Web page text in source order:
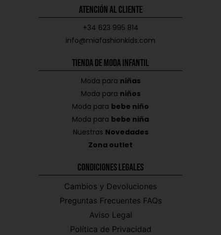
Atención al Cliente
+34 623 995 814
info@miafashionkids.com
Tienda de Moda Infantil
Moda para niñas
Moda para niños
Moda para bebe niño
Moda para bebe niña
Nuestras Novedades
Zona outlet
Condiciones Legales
Cambios y Devoluciones
Preguntas Frecuentes FAQs
Aviso Legal
Política de Privacidad